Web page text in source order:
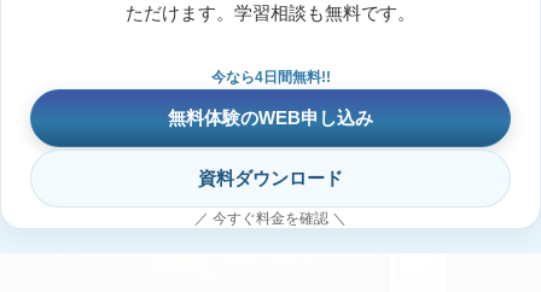
ただけます。学習相談も無料です。
今なら4日間無料!!
無料体験のWEB申し込み
資料ダウンロード
／ 今すぐ料金を確認 ＼